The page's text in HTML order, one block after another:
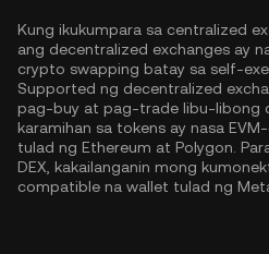
Kung ikukumpara sa centralized
ang decentralized exchanges ay
crypto swapping batay sa self-
Supported ng decentralized
pag-buy at pag-trade libu-libong
karamihan sa tokens ay nasa
tulad ng Ethereum at Polygon .
DEX, kakailanganin mong
compatible na wallet tulad ng